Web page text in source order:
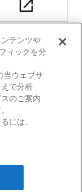
リシー
テンツや
ィックを分
当ウェブサ
で分析
のご案内
には、